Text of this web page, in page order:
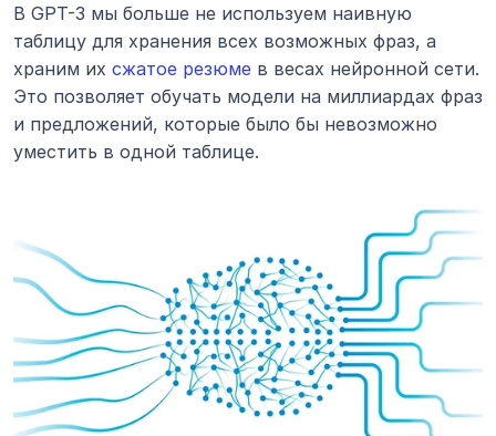
В GPT-3 мы больше не используем наивную
таблицу для хранения всех возможных фраз, а
храним их сжатое резюме в весах нейронной сети.
Это позволяет обучать модели на миллиардах фраз
и предложений, которые было бы невозможно
уместить в одной таблице.